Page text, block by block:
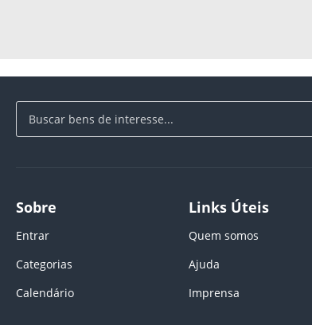
Sobre
Entrar
Categorias
Calendário
Links Úteis
Quem somos
Ajuda
Imprensa